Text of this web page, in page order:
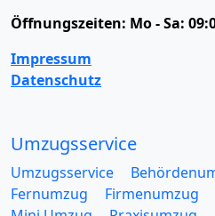
Öffnungszeiten: Mo - Sa:
Impressum
Datenschutz
Umzugsservice
Umzugsservice
Fernumzug
Firmenumzug